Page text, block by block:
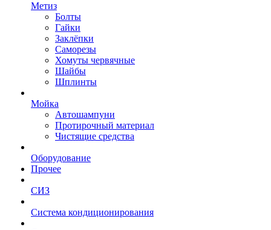
Метиз
Болты
Гайки
Заклёпки
Саморезы
Хомуты червячные
Шайбы
Шплинты
Мойка
Автошампуни
Протирочный материал
Чистящие средства
Оборудование
Прочее
СИЗ
Система кондиционирования